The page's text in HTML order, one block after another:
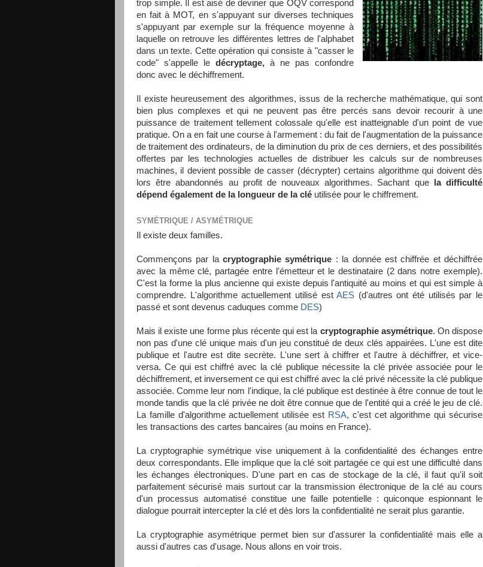
trop simple. Il est aisé de deviner que OQV correspond
en fait à MOT, en s'appuyant sur diverses techniques
s'appuyant par exemple sur la fréquence moyenne à
laquelle on retrouve les différentes lettres de l'alphabet
dans un texte. Cette opération qui consiste à "casser le
code" s'appelle ledécryptage,à ne pas confondre
donc avec le déchiffrement.
Il existe heureusement des algorithmes, issus de la recherche mathématique, qui sont
bien plus complexes et qui ne peuvent pas être percés sans devoir recourir à une
puissance de traitement tellement colossale qu'elle est inatteignable d'un point de vue
pratique. On a en fait une course à l'armement : du fait de l'augmentation de la puissance
de traitement des ordinateurs, de la diminution du prix de ces derniers, et des possibilités
offertes par les technologies actuelles de distribuer les calculs sur de nombreuses
machines, il devient possible de casser (décrypter) certains algorithme qui doivent dès
lors être abandonnés au profit de nouveaux algorithmes. Sachant que
la difficulté
dépend également de la longueur de la clé utilisée pour le chiffrement.
SYMÉTRIQUE / ASYMÉTRIQUE
Il existe deux familles.
Commençons par lacryptographie symétrique : la donnée est chiffrée et déchiffrée
avec la même clé, partagée entre l'émetteur et le destinataire (2 dans notre exemple).
C'est la forme la plus ancienne qui existe depuis l'antiquité au moins et qui est simple à
comprendre. L'algorithme actuellement utilisé estAES (d'autres ont été utilisés par le
passé et sont devenus caduques comme DES)
Mais il existe une forme plus récente qui est la cryptographie asymétrique. On dispose
non pas d'une clé unique mais d'un jeu constitué de deux clés appairées. L'une est dite
publique et l'autre est dite secrète. L'une sert à chiffrer et l'autre à déchiffrer, et vice-
versa. Ce qui est chiffré avec la clé publique nécessite la clé privée associée pour le
déchiffrement, et inversement ce qui est chiffré avec la clé privé nécessite la clé publique
associée. Comme leur nom l'indique, la clé publique est destinée à être connue de tout le
monde tandis que la clé privée ne doit être connue que de l'entité qui a créé le jeu de clé.
La famille d'algorithme actuellement utilisée est RSA, c'est cet algorithme qui sécurise
les transactions des cartes bancaires (au moins en France).
La cryptographie symétrique vise uniquement à la confidentialité des échanges entre
deux correspondants. Elle implique que la clé soit partagée ce qui est une difficulté dans
les échanges électroniques. D'une part en cas de stockage de la clé, il faut qu'il soit
parfaitement sécurisé mais surtout car la transmission électronique de la clé au cours
d'un processus automatisé constitue une faille potentielle : quiconque espionnant le
dialogue pourrait intercepter la clé et dès lors la confidentialité ne serait plus garantie.
La cryptographie asymétrique permet bien sur d'assurer la confidentialité mais elle a
aussi d'autres cas d'usage. Nous allons en voir trois.